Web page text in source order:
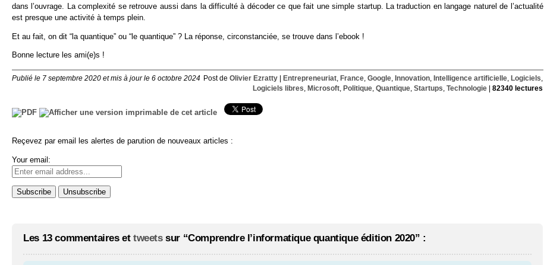
dans l’ouvrage. La complexité se retrouve aussi dans la difficulté à décoder ce que fait une simple startup. La traduction en langage naturel de l’actualité
est presque une activité à temps plein.
Et au fait, on dit “la quantique” ou “le quantique” ? La réponse, circonstanciée, se trouve dans l’ebook !
Bonne lecture les ami(e)s !
Publié le 7 septembre 2020 et mis à jour le 6 octobre 2024 Post de Olivier Ezratty| Entrepreneuriat, France, Google, Innovation, Intelligence artificielle, Logiciels,
Logiciels libres, Microsoft, Politique, Quantique, Startups, Technologie| 82340 lectures
Reçevez par email les alertes de parution de nouveaux articles :
Your email:
Les 13 commentaires et tweetssur “Comprendre l’informatique quantique édition 2020” :